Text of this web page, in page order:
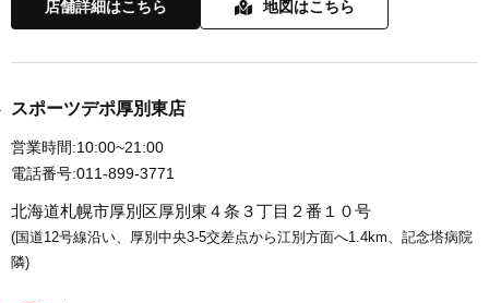
店舗詳細はこちら 地図はこちら
スポーツデポ厚別東店
営業時間:10:00~21:00
電話番号:011-899-3771
北海道札幌市厚別区厚別東４条３丁目２番１０号
(国道12号線沿い、厚別中央3-5交差点から江別方面へ1.4km、記念塔病院
隣)